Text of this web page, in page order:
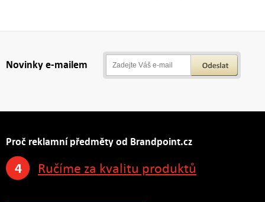
Novinky e-mailem
Proč reklamní předměty od Brandpoint.cz
4 Ručíme za kvalitu produktů